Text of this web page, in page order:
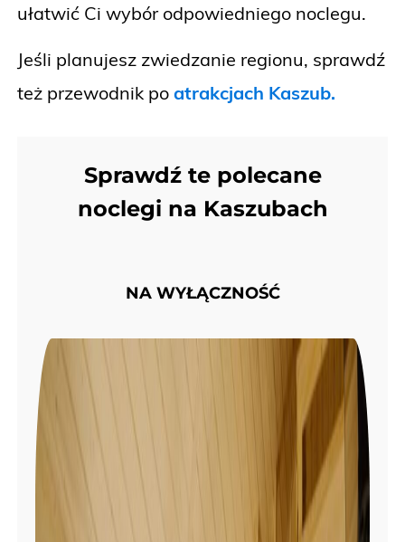
ułatwić Ci wybór odpowiedniego noclegu.
Jeśli planujesz zwiedzanie regionu, sprawdź
też przewodnik po atrakcjach Kaszub.
Sprawdź te polecane
noclegi na Kaszubach
NA WYŁĄCZNOŚĆ